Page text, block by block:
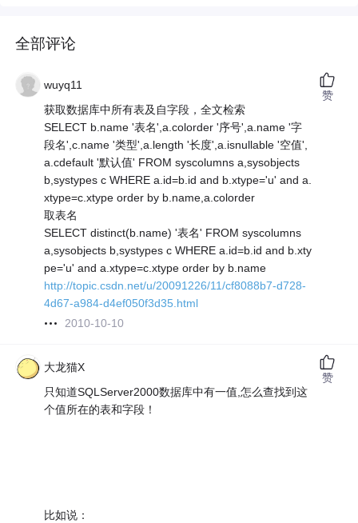
全部评论
wuyq11
获取数据库中所有表及自字段，全文检索
SELECT b.name '表名',a.colorder '序号',a.name '字
段名',c.name '类型',a.length '长度',a.isnullable '空值',
a.cdefault '默认值' FROM syscolumns a,sysobjects
b,systypes c WHERE a.id=b.id and b.xtype='u' and a.
xtype=c.xtype order by b.name,a.colorder
取表名
SELECT distinct(b.name) '表名' FROM syscolumns
a,sysobjects b,systypes c WHERE a.id=b.id and b.xty
pe='u' and a.xtype=c.xtype order by b.name
http://topic.csdn.net/u/20091226/11/cf8088b7-d728-
4d67-a984-d4ef050f3d35.html
2010-10-10
赞
大龙猫X
只知道SQLServer2000数据库中有一值,怎么查找到这
个值所在的表和字段！
比如说：
赞